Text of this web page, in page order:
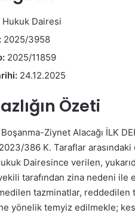
d
r
m
Hukuk Dairesi
2025/3958
2025/11859
24.12.2025
Özeti
Boşanma-Ziynet Alacağı İLK
386 K. Taraflar
Dairesince verilen,
tarafından zina nedeni ile
tazminatlar,
yönelik temyiz edilmekle;